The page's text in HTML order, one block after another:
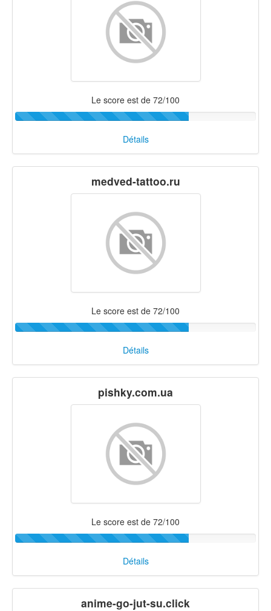
Le score est de 72/100
Détails
medved-tattoo.ru
Le score est de 72/100
Détails
pishky.com.ua
Le score est de 72/100
Détails
anime-go-jut-su.click